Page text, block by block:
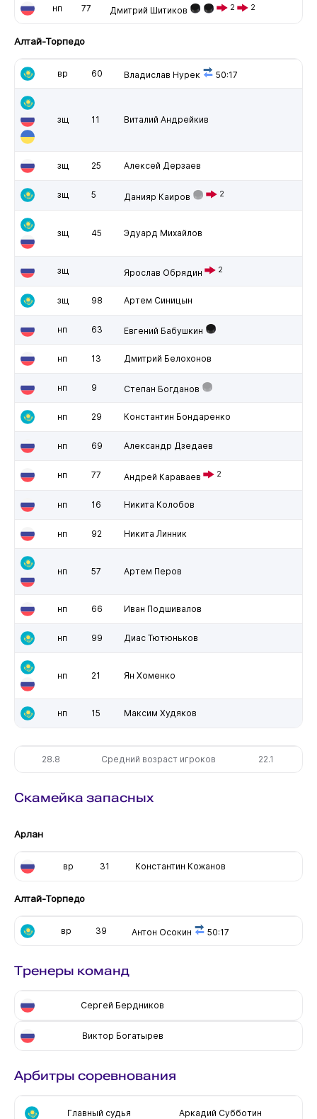
нп 77 Дмитрий Шитиков 2 2
Алтай-Торпедо
вр 60 Владислав Нурек 50:17
зщ 11 Виталий Андрейкив
зщ 25 Алексей Дерзаев
зщ 5 Данияр Каиров 2
зщ 45 Эдуард Михайлов
зщ Ярослав Обрядин 2
зщ 98 Артем Синицын
нп 63 Евгений Бабушкин
нп 13 Дмитрий Белохонов
нп 9 Степан Богданов
нп 29 Константин Бондаренко
нп 69 Александр Дзедаев
нп 77 Андрей Караваев 2
нп 16 Никита Колобов
нп 92 Никита Линник
нп 57 Артем Перов
нп 66 Иван Подшивалов
нп 99 Диас Тютюньков
нп 21 Ян Хоменко
нп 15 Максим Худяков
28.8 Средний возраст игроков 22.1
Скамейка запасных
Арлан
вр 31 Константин Кожанов
Алтай-Торпедо
вр 39 Антон Осокин 50:17
Тренеры команд
Сергей Бердников
Виктор Богатырев
Арбитры соревнования
Главный судья Аркадий Субботин